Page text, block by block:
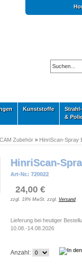
Kunststoffe
Strahl-
&
Zubehör » HinriScan-Spray
HinriScan-
Art-Nr.: 720022
24,00 €
zzgl. 19% MwSt. zzgl. Versand
Lieferung bei heutiger
10.08.-14.08.2026
Anzahl: